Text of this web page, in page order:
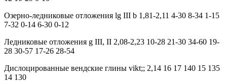
Озерно-ледниковые отложения lg III b 1,81-2,11 4-30 8-34 1-15
7-32 0-14 6-30 0-12
Ледниковые отложения g III, II 2,08-2,23 10-28 21-30 34-60 19-
28 30-57 17-26 28-54
Дислоцированные вендские глины vikt;; 2,14 16 17 140 15 135
14 130